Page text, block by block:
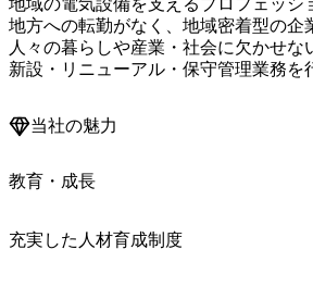
地域の電気設備を支えるプロフェッシ
地方への転勤がなく、地域密着型の企
人々の暮らしや産業・社会に欠かせな
新設・リニューアル・保守管理業務を
当社の魅力
教育・成長
充実した人材育成制度